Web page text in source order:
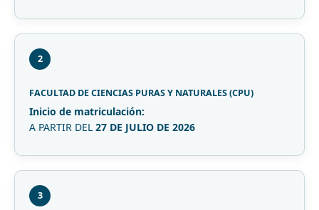
2
FACULTAD DE CIENCIAS PURAS Y NATURALES (CPU)
Inicio de matriculación:
A PARTIR DEL 27 DE JULIO DE 2026
3